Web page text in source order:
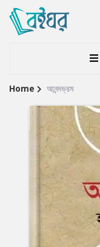
Site
Breadcrumb
Home আনন্দভ্রম